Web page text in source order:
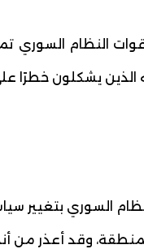
النظام السوري
الذين يشكلون
السوري بتغيير
وقد أعذر من